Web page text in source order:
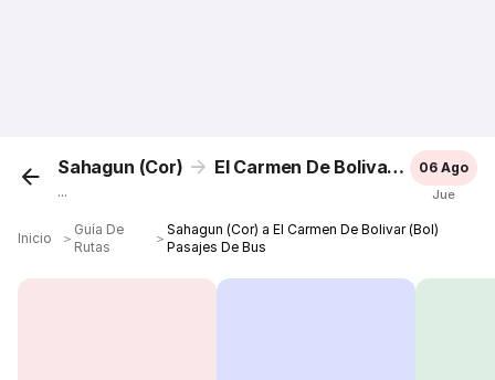
Sahagun (Cor) El Carmen De Bolivar (Bol)
...
06 Ago
Jue
Inicio ＞
Guía De
Rutas
＞
Sahagun (Cor) a El Carmen De Bolivar (Bol)
Pasajes De Bus